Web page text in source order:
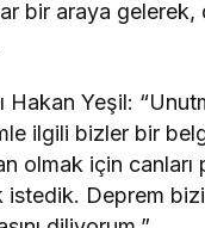
bir araya gelerek,
Hakan Yeşil:
ilgili bizler bir
olmak için canları
istedik. Deprem